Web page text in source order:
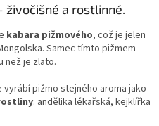
živočišné a rostlinné.
kabara pižmového, což je jelen
Samec tímto pižmem
než je zlato.
pižmo stejného aroma jako
: andělika lékařská, kejklířka